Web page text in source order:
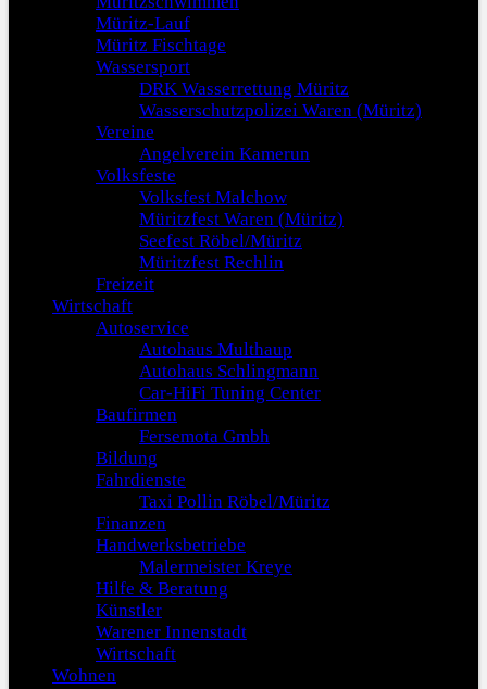
Müritz-Lauf
Müritz Fischtage
Wassersport
DRK Wasserrettung Müritz
Wasserschutzpolizei Waren (Müritz)
Vereine
Angelverein Kamerun
Volksfeste
Volksfest Malchow
Müritzfest Waren (Müritz)
Seefest Röbel/Müritz
Müritzfest Rechlin
Freizeit
Wirtschaft
Autoservice
Autohaus Multhaup
Autohaus Schlingmann
Car-HiFi Tuning Center
Baufirmen
Fersemota Gmbh
Bildung
Fahrdienste
Taxi Pollin Röbel/Müritz
Finanzen
Handwerksbetriebe
Malermeister Kreye
Hilfe & Beratung
Künstler
Warener Innenstadt
Wirtschaft
Wohnen